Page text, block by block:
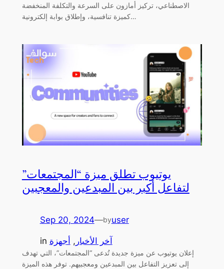
الاصطناعي، تركيز أمازون على السرعة والتكلفة المنخفضة
كميزة تنافسية، وإطلاق بوابة إلكترونية…
يوتيوب تطلق ميزة “المجتمعات”
لتفاعل أكبر بين المبدعين والمعجبين
Sep 20, 2024—byuser
in آخر الأخبار , أجهزة
إعلان يوتيوب عن ميزة جديدة تُدعى “المجتمعات”، التي تهدف
إلى تعزيز التفاعل بين المبدعين ومعجبيهم. توفر هذه الميزة